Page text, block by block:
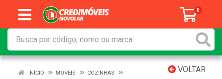
0
VOLTAR
INÍCIO MOVEIS
COZINHAS